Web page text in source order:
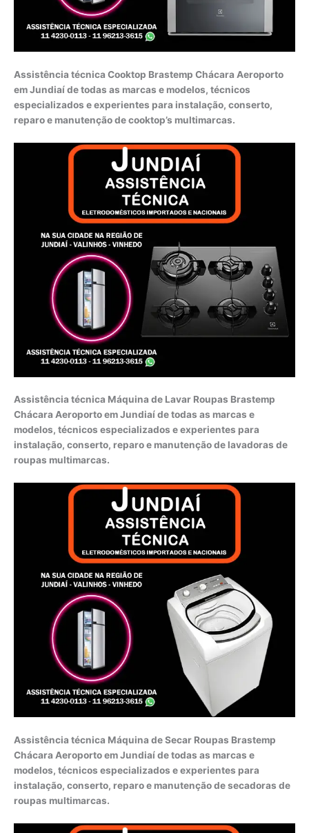
Assistência técnica Cooktop Brastemp Chácara Aeroporto
em Jundiaí de todas as marcas e modelos, técnicos
especializados e experientes para instalação, conserto,
reparo e manutenção de cooktop’s multimarcas.
Assistência técnica Máquina de Lavar Roupas Brastemp
Chácara Aeroporto em Jundiaí de todas as marcas e
modelos, técnicos especializados e experientes para
instalação, conserto, reparo e manutenção de lavadoras de
roupas multimarcas.
Assistência técnica Máquina de Secar Roupas Brastemp
Chácara Aeroporto em Jundiaí de todas as marcas e
modelos, técnicos especializados e experientes para
instalação, conserto, reparo e manutenção de secadoras de
roupas multimarcas.